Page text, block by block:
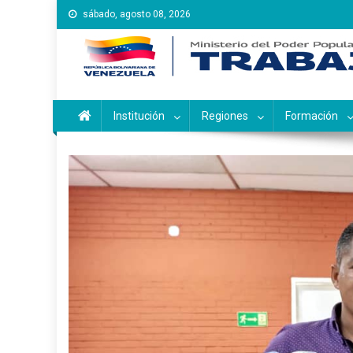
Saltar
al
contenido
sábado, agosto 08, 2026
Instituto Nacional de
Inces
Institución Regiones Formación